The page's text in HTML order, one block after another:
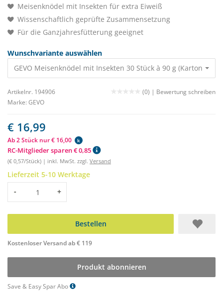
Meisenknödel mit Insekten für extra Eiweiß
Wissenschaftlich geprüfte Zusammensetzung
Für die Ganzjahresfütterung geeignet
Wunschvariante auswählen
GEVO Meisenknödel mit Insekten 30 Stück à 90 g (Karton)
Artikelnr. 194906 (0) | Bewertung schreiben
Marke: GEVO
€ 16,99
Ab 2 Stück nur € 16,00 k
RC-Mitglieder sparen € 0,85
(€ 0,57/Stück) | inkl. MwSt. zzgl. Versand
Lieferzeit 5-10 Werktage
Menge
- +
Bestellen
Kostenloser Versand ab € 119
Produkt abonnieren
Save & Easy Spar Abo